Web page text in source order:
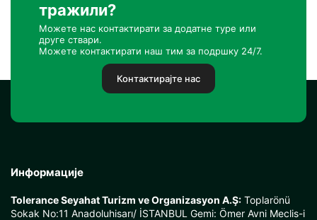
тражили?
Можете нас контактирати за додатне туре или
друге ствари.
Можете контактирати наш тим за подршку 24/7.
Контактирајте нас
Информације
Tolerance Seyahat Turizm ve Organizasyon A.Ş: Toplarönü
Sokak No:11 Anadoluhisarı/ İSTANBUL Gemi: Ömer Avni Meclis-i